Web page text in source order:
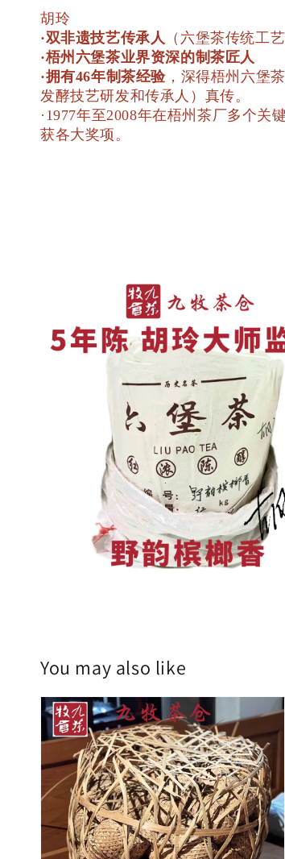
胡玲
·双非遗技艺传承人
（六堡茶传统工
·梧州六堡茶业界资深的制茶匠人
·拥有46年制茶经验 ，深得梧州六堡茶
发酵技艺研发和传承人）真传。
·1977年至2008年在梧州茶厂多个
获各大奖项。
You may also like